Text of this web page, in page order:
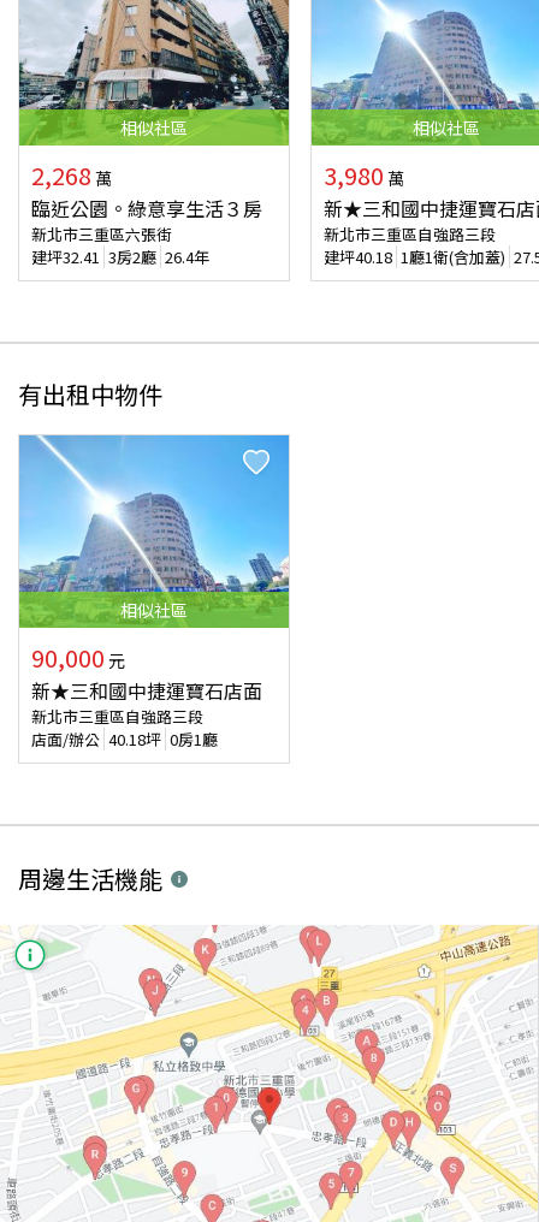
相似社區
2,268 萬
臨近公園。綠意享生活３房
新北市三重區六張街
建坪32.41 3房2廳 26.4年
相似社區
3,980 萬
新★三和國中捷運寶石
新北市三重區自強路三段
建坪40.18 1廳1衛(含加蓋)
有出租中物件
相似社區
90,000 元
新★三和國中捷運寶石店面
新北市三重區自強路三段
店面/辦公 40.18坪 0房1廳
周邊生活機能